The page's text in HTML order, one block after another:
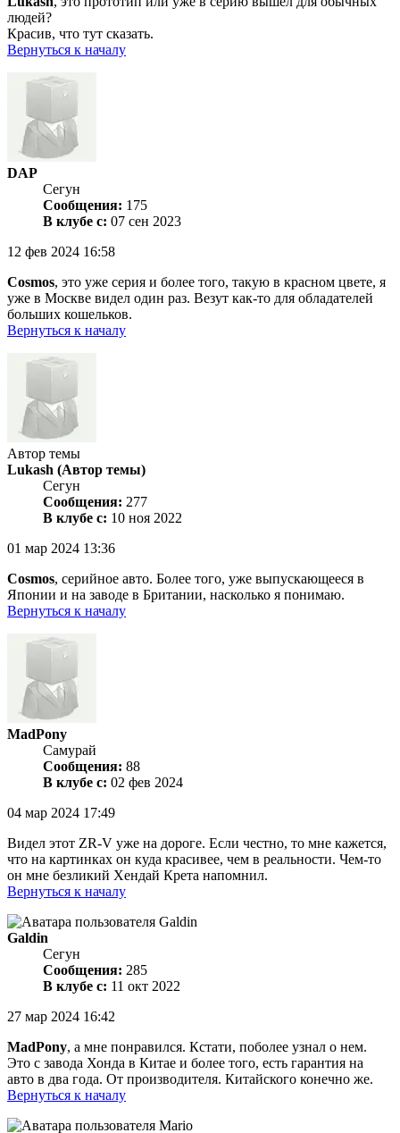
людей?
Красив, что тут сказать.
Вернуться к началу
DAP
Сегун
Сообщения: 175
В клубе с: 07 сен 2023
12 фев 2024 16:58
Cosmos, это уже серия и более того, такую в красном цвете, я
уже в Москве видел один раз. Везут как-то для обладателей
больших кошельков.
Вернуться к началу
Автор темы
Lukash (Автор темы)
Сегун
Сообщения: 277
В клубе с: 10 ноя 2022
01 мар 2024 13:36
Cosmos, серийное авто. Более того, уже выпускающееся в
Японии и на заводе в Британии, насколько я понимаю.
Вернуться к началу
MadPony
Самурай
Сообщения: 88
В клубе с: 02 фев 2024
04 мар 2024 17:49
Видел этот ZR-V уже на дороге. Если честно, то мне кажется,
что на картинках он куда красивее, чем в реальности. Чем-то
он мне безликий Хендай Крета напомнил.
Вернуться к началу
Galdin
Сегун
Сообщения: 285
В клубе с: 11 окт 2022
27 мар 2024 16:42
MadPony, а мне понравился. Кстати, поболее узнал о нем.
Это с завода Хонда в Китае и более того, есть гарантия на
авто в два года. От производителя. Китайского конечно же.
Вернуться к началу